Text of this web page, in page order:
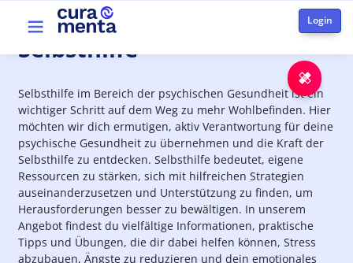
Skip to main content
Top menu
Selbsthilfe
Selbsthilfe im Bereich der psychischen Gesundheit ist ein
wichtiger Schritt auf dem Weg zu mehr Wohlbefinden. Hier
möchten wir dich ermutigen, aktiv Verantwortung für deine
psychische Gesundheit zu übernehmen und die Kraft der
Selbsthilfe zu entdecken. Selbsthilfe bedeutet, eigene
Ressourcen zu stärken, sich mit hilfreichen Strategien
auseinanderzusetzen und Unterstützung zu finden, um
Herausforderungen besser zu bewältigen. In unserem
Angebot findest du vielfältige Informationen, praktische
Tipps und Übungen, die dir dabei helfen können, Stress
abzubauen, Ängste zu reduzieren und dein emotionales